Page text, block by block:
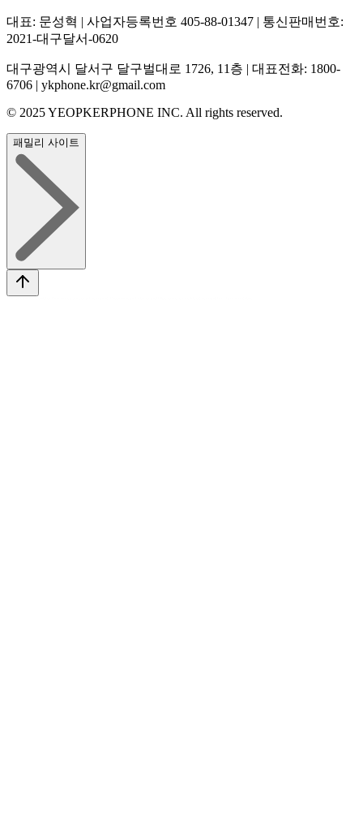
대표: 문성혁 | 사업자등록번호 405-88-01347 | 통신판매번호:
2021-대구달서-0620
대구광역시 달서구 달구벌대로 1726, 11층 | 대표전화: 1800-
6706 | ykphone.kr@gmail.com
© 2025 YEOPKERPHONE INC. All rights reserved.
패밀리 사이트